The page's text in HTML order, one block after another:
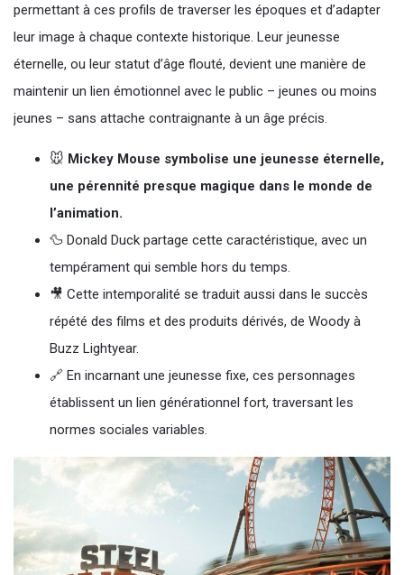
permettant à ces profils de traverser les époques et d’adapter
leur image à chaque contexte historique. Leur jeunesse
éternelle, ou leur statut d’âge flouté, devient une manière de
maintenir un lien émotionnel avec le public – jeunes ou moins
jeunes – sans attache contraignante à un âge précis.
🐭 Mickey Mouse symbolise une jeunesse éternelle,
une pérennité presque magique dans le monde de
l’animation.
🦆 Donald Duck partage cette caractéristique, avec un
tempérament qui semble hors du temps.
🎥 Cette intemporalité se traduit aussi dans le succès
répété des films et des produits dérivés, de Woody à
Buzz Lightyear.
🔗 En incarnant une jeunesse fixe, ces personnages
établissent un lien générationnel fort, traversant les
normes sociales variables.